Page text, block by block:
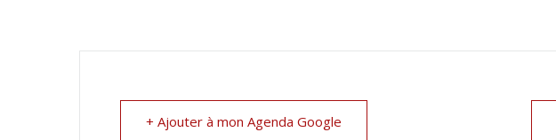
+ Ajouter à mon Agenda Google